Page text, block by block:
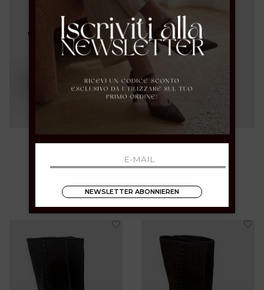
NEWSLETTER ABONNIEREN